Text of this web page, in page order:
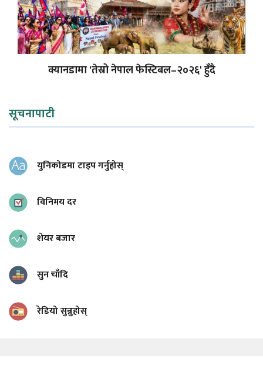
क्यानडामा 'तेस्रो नेपाल फेस्टिबल–२०२६' हुँदै
सूचनापाटी
युनिकोडमा टाइप गर्नुहोस्
विनिमय दर
शेयर बजार
सुन चाँदि
रेडियो सुन्नुहोस्